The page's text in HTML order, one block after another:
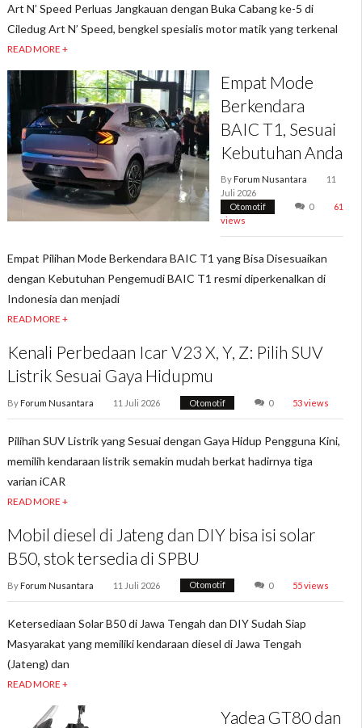
Art N’ Speed Perluas Jangkauan dengan Buka Cabang ke-5 di
Ciledug Art N’ Speed, bengkel spesialis motor matik yang terkenal
READ MORE +
Empat Mode
Berkendara
BAIC T1, Sesuai
Kebutuhan Anda
ByForum Nusantara
11
Juli 2026
Otomotif
0
61
views
Empat Pilihan Mode Berkendara BAIC T1 yang Bisa Disesuaikan
dengan Kebutuhan Pengemudi BAIC T1 resmi diperkenalkan di
Indonesia dan menjadi
READ MORE +
Kenali Perbedaan Icar V23 X, Y, Z: Pilih SUV
Listrik Sesuai Gaya Hidupmu
ByForum Nusantara 11 Juli 2026 Otomotif 0 53 views
Pilihan SUV Listrik yang Sesuai dengan Gaya Hidup Pengguna Kini,
memilih kendaraan listrik semakin mudah berkat hadirnya tiga
varian iCAR
READ MORE +
Mobil diesel di Jateng dan DIY bisa isi solar
B50, stok tersedia di SPBU
ByForum Nusantara 11 Juli 2026 Otomotif 0 55 views
Ketersediaan Solar B50 di Jawa Tengah dan DIY Sudah Siap
Masyarakat yang memiliki kendaraan diesel di Jawa Tengah
(Jateng) dan
READ MORE +
Yadea GT80 dan